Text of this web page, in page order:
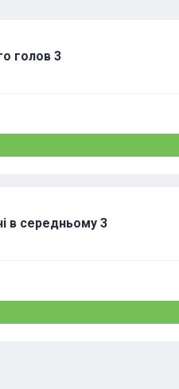
голов 3
в середньому 3